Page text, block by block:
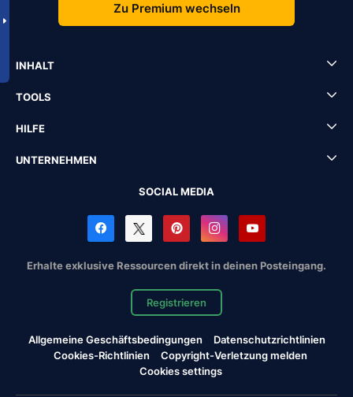
Zu Premium wechseln
INHALT
TOOLS
HILFE
UNTERNEHMEN
SOCIAL MEDIA
Erhalte exklusive Ressourcen direkt in deinen Posteingang.
Registrieren
Allgemeine Geschäftsbedingungen
Datenschutzrichtlinien
Cookies-Richtlinien
Copyright-Verletzung melden
Cookies settings